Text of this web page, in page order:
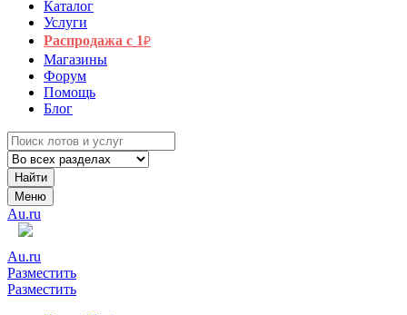
Каталог
Услуги
Распродажа с 1₽
Магазины
Форум
Помощь
Блог
Найти
Меню
Au.ru
Au.ru
Разместить
Разместить